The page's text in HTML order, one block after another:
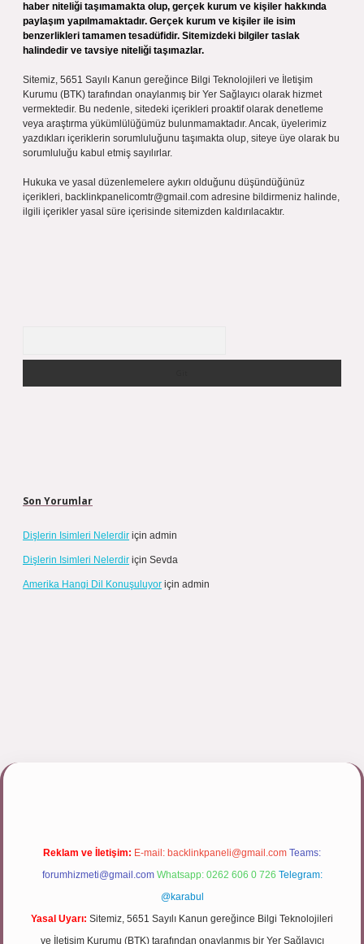
haber niteliği taşımamakta olup, gerçek kurum ve kişiler hakkında
paylaşım yapılmamaktadır. Gerçek kurum ve kişiler ile isim
benzerlikleri tamamen tesadüfidir. Sitemizdeki bilgiler taslak
halindedir ve tavsiye niteliği taşımazlar.
Sitemiz, 5651 Sayılı Kanun gereğince Bilgi Teknolojileri ve İletişim
Kurumu (BTK) tarafından onaylanmış bir Yer Sağlayıcı olarak hizmet
vermektedir. Bu nedenle, sitedeki içerikleri proaktif olarak denetleme
veya araştırma yükümlülüğümüz bulunmamaktadır. Ancak, üyelerimiz
yazdıkları içeriklerin sorumluluğunu taşımakta olup, siteye üye olarak bu
sorumluluğu kabul etmiş sayılırlar.
Hukuka ve yasal düzenlemelere aykırı olduğunu düşündüğünüz
içerikleri, backlinkpanelicomtr@gmail.com adresine bildirmeniz halinde,
ilgili içerikler yasal süre içerisinde sitemizden kaldırılacaktır.
Son Yorumlar
Dişlerin Isimleri Nelerdir için admin
Dişlerin Isimleri Nelerdir için Sevda
Amerika Hangi Dil Konuşuluyor için admin
Reklam ve İletişim: E-mail: backlinkpaneli@gmail.com Teams:
forumhizmeti@gmail.com Whatsapp: 0262 606 0 726 Telegram:
@karabul
Yasal Uyarı: Sitemiz, 5651 Sayılı Kanun gereğince Bilgi Teknolojileri
ve İletişim Kurumu (BTK) tarafından onaylanmış bir Yer Sağlayıcı